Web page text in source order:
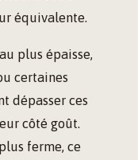
équivalente.
plus épaisse,
certaines
dépasser ces
côté goût.
ferme, ce